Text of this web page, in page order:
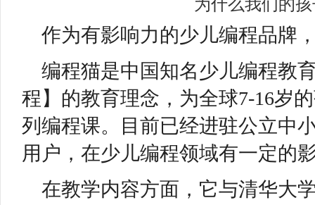
作为有影响力的少儿编程品牌
编程猫是中国知名少儿编程教
程】的教育理念，为全球7-16岁
列编程课。目前已经进驻公立中
用户，在少儿编程领域有一定的
在教学内容方面，它与清华大